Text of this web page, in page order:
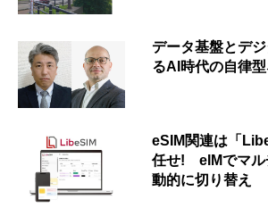
データ基盤とデ
るAI時代の自律
eSIM関連は「
任せ! eIMでマル
動的に切り替え